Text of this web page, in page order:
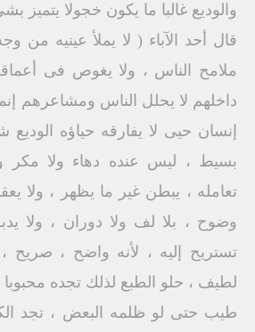
والوديع غالبا ما يكون خجولا يتميز
قال أحد الآباء ( لا يملأ عينيه من
ملامح الناس ، ولا يغوص فى
داخلهم لا يحلل الناس ومشاعرهم
إنسان حيى لا يفارقه حياؤه
بسيط ، ليس عنده دهاء ولا
تعامله ، يبطن غير ما يظهر ، ولا
وضوح ، بلا لف ولا دوران ، ولا
تستريح إليه ، لأنه واضح ، صريح
لطيف ، حلو الطبع لذلك تجده
طيب حتى لو ظلمه البعض ، تجد